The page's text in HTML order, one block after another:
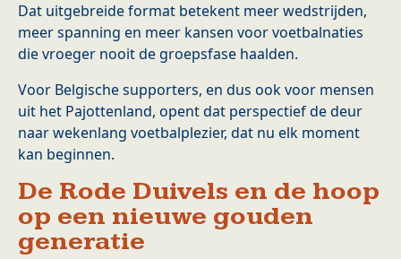
Dat uitgebreide format betekent meer wedstrijden,
meer spanning en meer kansen voor voetbalnaties
die vroeger nooit de groepsfase haalden.
Voor Belgische supporters, en dus ook voor mensen
uit het Pajottenland, opent dat perspectief de deur
naar wekenlang voetbalplezier, dat nu elk moment
kan beginnen.
De Rode Duivels en de hoop
op een nieuwe gouden
generatie